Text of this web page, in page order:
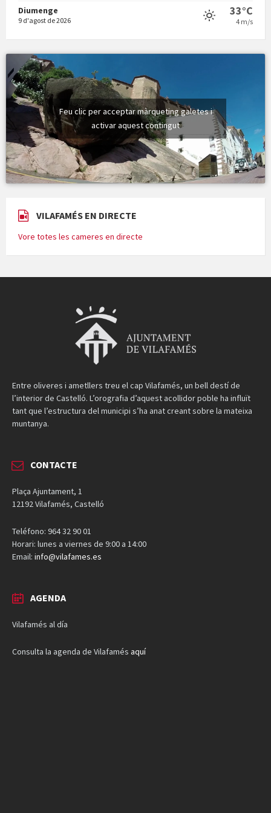
Minicims
Diumenge
9 d'agost de 2026
33°C
4 m/s
Feu clic per acceptar màrqueting galetes i
activar aquest contingut
VILAFAMÉS EN DIRECTE
Vore totes les cameres en directe
Entre oliveres i ametllers treu el cap Vilafamés, un bell destí de
l’interior de Castelló. L’orografia d’aquest acollidor poble ha influït
tant que l’estructura del municipi s’ha anat creant sobre la mateixa
muntanya.
CONTACTE
Plaça Ajuntament, 1
12192 Vilafamés, Castelló
Teléfono: 964 32 90 01
Horari: lunes a viernes de 9:00 a 14:00
Email: info@vilafames.es
AGENDA
Vilafamés al día
Consulta la agenda de Vilafamés aquí